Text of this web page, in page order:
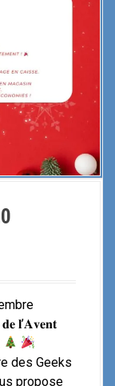
𝐥’𝐀𝐯𝐞𝐧𝐭
des Geeks
propose